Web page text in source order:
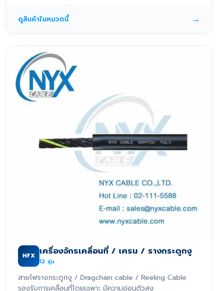
ดูสินค้าในหมวดนี้ →
HFX เครื่องจักรเคลื่อนที่ / เครน / รางกระดูกงู
12 รุ่น
สายไฟรางกระดูกงู / Dragchain cable / Reeling Cable
รองรับการเคลื่อนที่โดยเฉพาะ มีความอ่อนตัวสูง